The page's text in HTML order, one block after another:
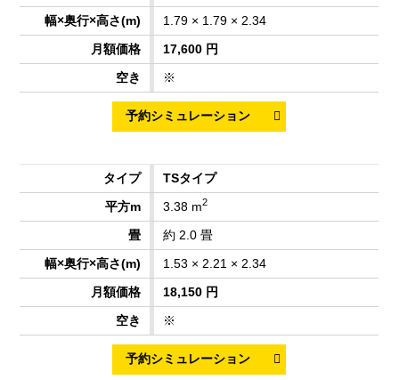
1.79 × 1.79 × 2.34
17,600 円
※
TSタイプ
3.38 m2
約 2.0 畳
1.53 × 2.21 × 2.34
18,150 円
※